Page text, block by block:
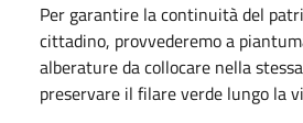
Per garantire la continuità del
cittadino, provvederemo a
alberature da collocare nella
preservare il filare verde lungo la